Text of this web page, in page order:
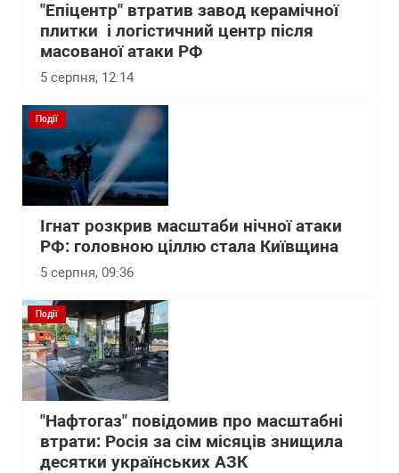
"Епіцентр" втратив завод керамічної
плитки і логістичний центр після
масованої атаки РФ
5 серпня, 12:14
Події
Ігнат розкрив масштаби нічної атаки
РФ: головною ціллю стала Київщина
5 серпня, 09:36
Події
"Нафтогаз" повідомив про масштабні
втрати: Росія за сім місяців знищила
десятки українських АЗК